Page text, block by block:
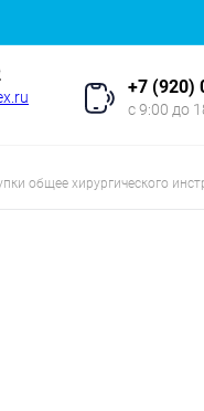
+7 (920)
с 9:00 до
общее хирургического